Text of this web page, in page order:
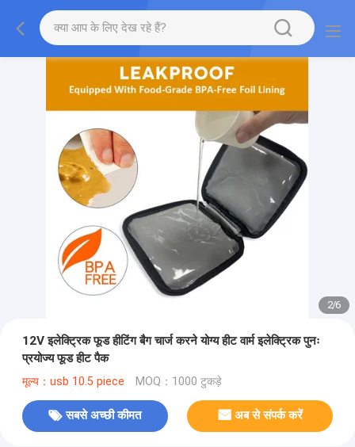
2/6
12V इलेक्ट्रिक फूड हीटिंग बैग चार्ज करने योग्य हीट वार्म इलेक्ट्रिक पुनः
प्रयोज्य फूड हीट पैक
मूल्य：usb 10.5 piece MOQ：1000 टुकड़े
सबसे अच्छी कीमत अब से संपर्क करें